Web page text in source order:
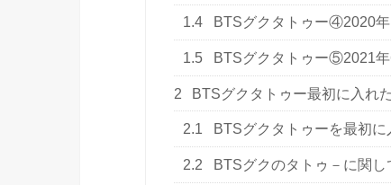
1.4 BTSグクタトゥー④2020年
1.5 BTSグクタトゥー⑤2021年
2 BTSグクタトゥー最初に入れ
2.1 BTSグクタトゥーを最初に
2.2 BTSグクのタトゥ－に関し